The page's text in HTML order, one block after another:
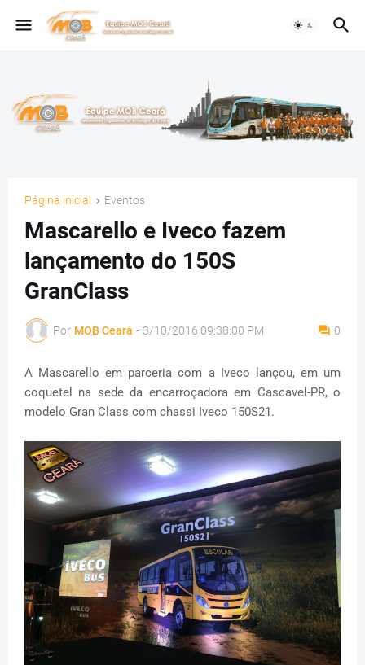
Página inicial Eventos
Mascarello e Iveco fazem
lançamento do 150S
GranClass
Por MOB Ceará - 3/10/2016 09:38:00 PM 0
A Mascarello em parceria com a Iveco lançou, em um
coquetel na sede da encarroçadora em Cascavel-PR, o
modelo Gran Class com chassi Iveco 150S21.